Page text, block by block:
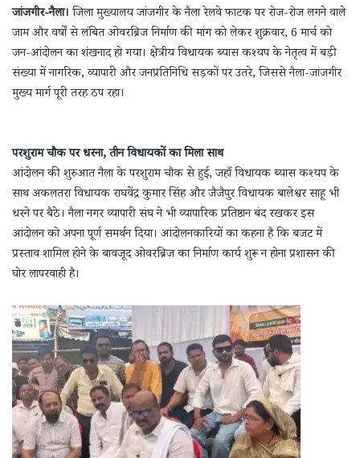
जांजगीर-नैला।जिला मुख्यालय जांजगीर के नैला रेलवे फाटक पर रोज-रोज लगने वाले
जाम और वर्षों से लंबित ओवरब्रिज निर्माण की मांग को लेकर शुक्रवार, 6 मार्च को
जन-आंदोलन का शंखनाद हो गया। क्षेत्रीय विधायक ब्यास कश्यप के नेतृत्व में बड़ी
संख्या में नागरिक, व्यापारी और जनप्रतिनिधि सड़कों पर उतरे, जिससे नैला-जांजगीर
मुख्य मार्ग पूरी तरह ठप रहा।
परशुराम चौक पर धरना, तीन विधायकों का मिला साथ
आंदोलन की शुरुआत नैला के परशुराम चौक से हुई, जहाँ विधायक ब्यास कश्यप के
साथ अकलतरा विधायक राघवेंद्र कुमार सिंह और जैजैपुर विधायक बालेश्वर साहू भी
धरने पर बैठे। नैला नगर व्यापारी संघ ने भी व्यापारिक प्रतिष्ठान बंद रखकर इस
आंदोलन को अपना पूर्ण समर्थन दिया। आंदोलनकारियों का कहना है कि बजट में
प्रस्ताव शामिल होने के बावजूद ओवरब्रिज का निर्माण कार्य शुरू न होना प्रशासन की
घोर लापरवाही है।